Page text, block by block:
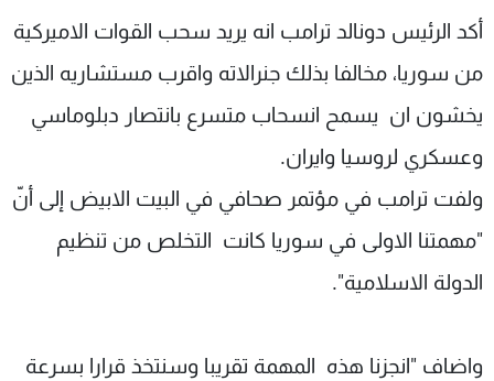
أكد الرئيس دونالد ترامب انه يريد سحب القوات الاميركية
من سوريا، مخالفا بذلك جنرالاته واقرب مستشاريه الذين
يخشون ان يسمح انسحاب متسرع بانتصار دبلوماسي
وعسكري لروسيا وايران.
ولفت ترامب في مؤتمر صحافي في البيت الابيض إلى أنّ
"مهمتنا الاولى في سوريا كانت التخلص من تنظيم
الدولة الاسلامية".
واضاف "انجزنا هذه المهمة تقريبا وسنتخذ قرارا بسرعة
شاهد البرامج
عن MTV
لاعلاناتكم
وظائف
سياسة الخصوصية